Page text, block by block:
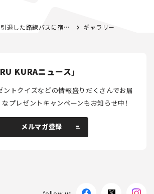
引退した路線バスに宿泊できる！ その名も「ばすてい」ってどんなサービス？ ギャラリー
KURAニュース」
ントクイズなどの情報盛りだくさんでお届
プレゼントキャンペーンもお知らせ中！
メルマガ登録